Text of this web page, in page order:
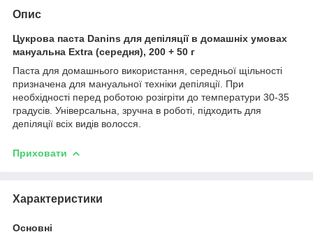
Опис
Цукрова паста Danins для депіляції в домашніх умовах
мануальна Extra (середня), 200 + 50 г
Паста для домашнього використання, середньої щільності
призначена для мануальної техніки депіляції. При
необхідності перед роботою розігріти до температури 30-35
градусів. Універсальна, зручна в роботі, підходить для
депіляції всіх видів волосся.
Приховати
Характеристики
Основні